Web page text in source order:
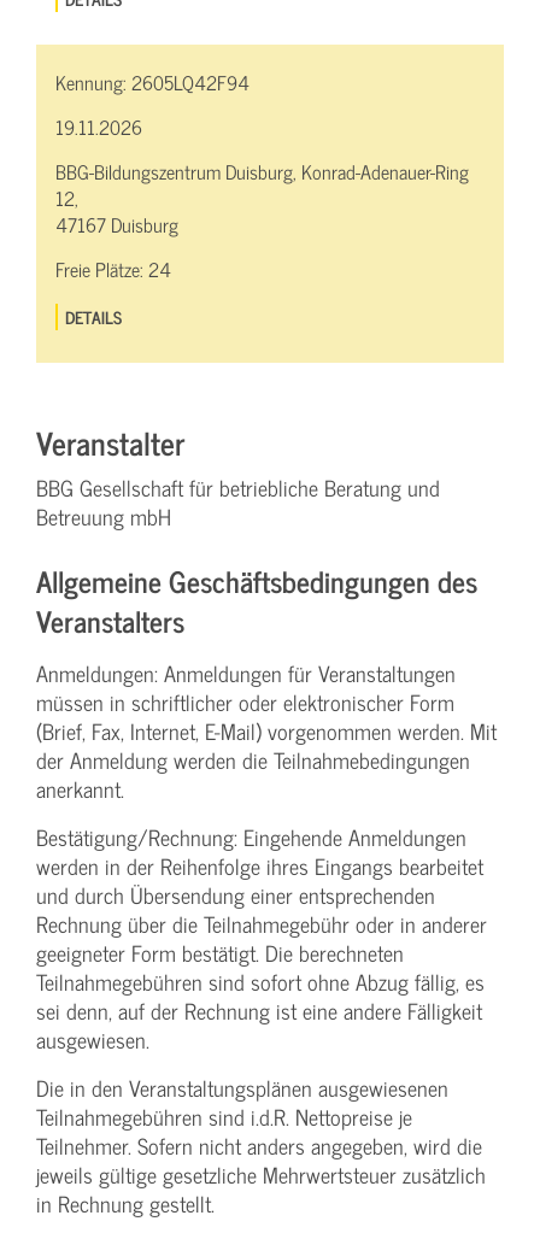
Kennung:2605LQ42F94
19.11.2026
BBG-Bildungszentrum Duisburg, Konrad-Adenauer-Ring
12,
47167 Duisburg
Freie Plätze:24
DETAILS
Veranstalter
BBG Gesellschaft für betriebliche Beratung und
Betreuung mbH
Allgemeine Geschäftsbedingungen des
Veranstalters
Anmeldungen: Anmeldungen für Veranstaltungen
müssen in schriftlicher oder elektronischer Form
(Brief, Fax, Internet, E-Mail) vorgenommen werden. Mit
der Anmeldung werden die Teilnahme­bedingungen
anerkannt.
Bestätigung­/Rechnung: Eingehende Anmeldungen
werden in der Reihenfolge ihres Eingangs bearbeitet
und durch Übersendung einer entsprechenden
Rechnung über die Teilnahmegebühr oder in anderer
geeigneter Form bestätigt. Die berechneten
Teilnahmegebühren sind sofort ohne Abzug fällig, es
sei denn, auf der Rechnung ist eine andere Fälligkeit
ausgewiesen.
Die in den Veranstaltungsplänen ausgewiesenen
Teilnahmegebühren sind i.d.R. Nettopreise je
Teilnehmer. Sofern nicht anders angegeben, wird die
jeweils gültige gesetzliche Mehrwertsteuer zusätzlich
in Rechnung gestellt.